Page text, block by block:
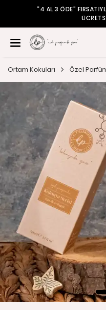
"4 AL 3 ÖDE"
Ortam Kokuları Özel